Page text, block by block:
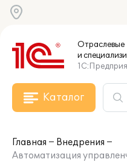
Отраслевые
и
Каталог
Главная
Внедрения
Автоматизация